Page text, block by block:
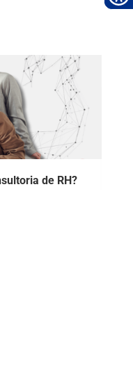
de RH?